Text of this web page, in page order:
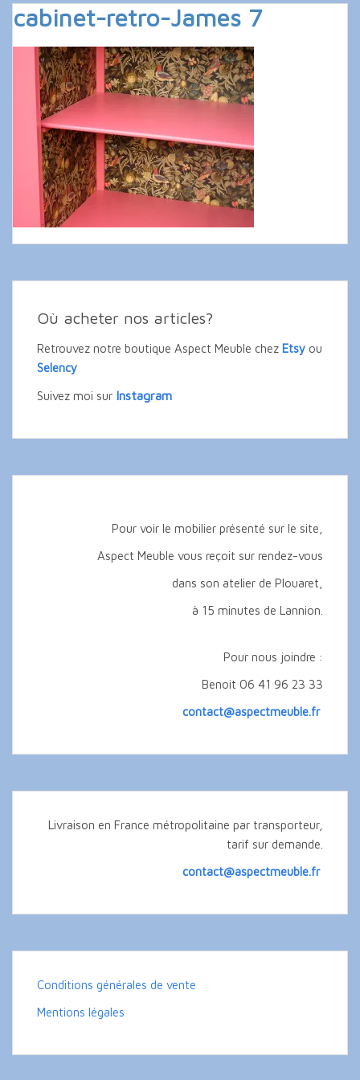
cabinet-retro-James 7
Où acheter nos articles?
Retrouvez notre boutique Aspect Meuble chez Etsy ou
Selency
Suivez moi sur Instagram
Pour voir le mobilier présenté sur le site,
Aspect Meuble vous reçoit sur rendez-vous
dans son atelier de Plouaret,
à 15 minutes de Lannion.
Pour nous joindre :
Benoit 06 41 96 23 33
contact@aspectmeuble.fr
Livraison en France métropolitaine par transporteur,
tarif sur demande.
contact@aspectmeuble.fr
Conditions générales de vente
Mentions légales